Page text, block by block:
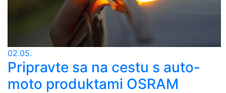
02.05.
Pripravte sa na cestu s auto-
moto produktami OSRAM